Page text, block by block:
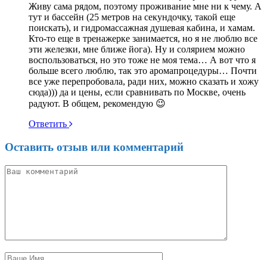
Живу сама рядом, поэтому проживание мне ни к чему. А
тут и бассейн (25 метров на секундочку, такой еще
поискать), и гидромассажная душевая кабина, и хамам.
Кто-то еще в тренажерке занимается, но я не люблю все
эти железки, мне ближе йога). Ну и солярием можно
воспользоваться, но это тоже не моя тема… А вот что я
больше всего люблю, так это аромапроцедуры… Почти
все уже перепробовала, ради них, можно сказать и хожу
сюда))) да и цены, если сравнивать по Москве, очень
радуют. В общем, рекомендую 😉
Ответить
Оставить отзыв или комментарий